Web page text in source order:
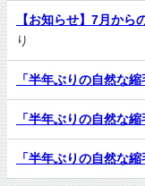
【お知らせ】7月から
り
「半年ぶりの自然な
「半年ぶりの自然な
「半年ぶりの自然な